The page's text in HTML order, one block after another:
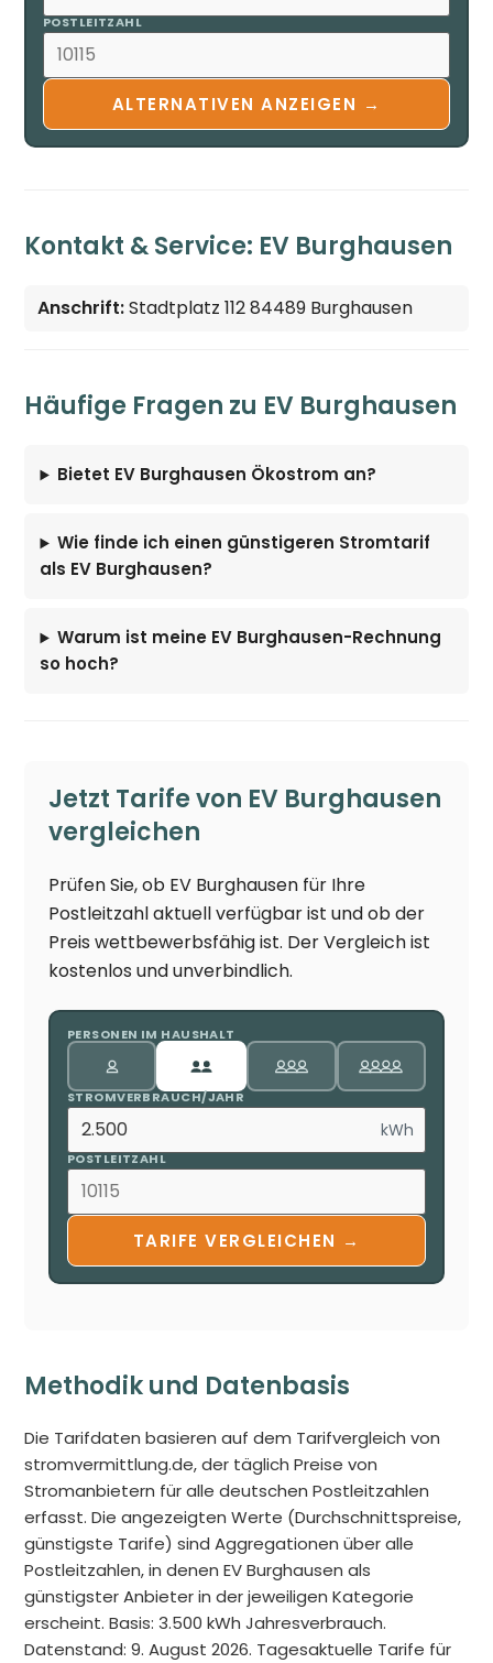
POSTLEITZAHL
ALTERNATIVEN ANZEIGEN →
Kontakt & Service: EV Burghausen
Anschrift:Stadtplatz 112 84489 Burghausen
Häufige Fragen zu EV Burghausen
Bietet EV Burghausen Ökostrom an?
Wie finde ich einen günstigeren Stromtarif
als EV Burghausen?
Warum ist meine EV Burghausen-Rechnung
so hoch?
Jetzt Tarife von EV Burghausen
vergleichen
Prüfen Sie, ob EV Burghausen für Ihre
Postleitzahl aktuell verfügbar ist und ob der
Preis wettbewerbsfähig ist. Der Vergleich ist
kostenlos und unverbindlich.
PERSONEN IM HAUSHALT
STROMVERBRAUCH/JAHR
kWh
POSTLEITZAHL
TARIFE VERGLEICHEN →
Methodik und Datenbasis
Die Tarifdaten basieren auf dem Tarifvergleich von
stromvermittlung.de, der täglich Preise von
Stromanbietern für alle deutschen Postleitzahlen
erfasst. Die angezeigten Werte (Durchschnittspreise,
günstigste Tarife) sind Aggregationen über alle
Postleitzahlen, in denen EV Burghausen als
günstigster Anbieter in der jeweiligen Kategorie
erscheint. Basis: 3.500 kWh Jahresverbrauch.
Datenstand: 9. August 2026. Tagesaktuelle Tarife für